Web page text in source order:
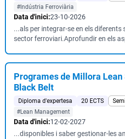
#Indústria Ferroviària
Data d'inici:23-10-2026
...als per integrar-se en els diferents
sector ferroviari.Aprofundir en els
Programes de Millora Lean
Black Belt
Diploma d'expertesa 20 ECTS
#Lean Management
Data d'inici:12-02-2027
...disponibles i saber gestionar-les